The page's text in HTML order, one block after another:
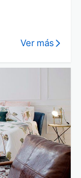
Ver más